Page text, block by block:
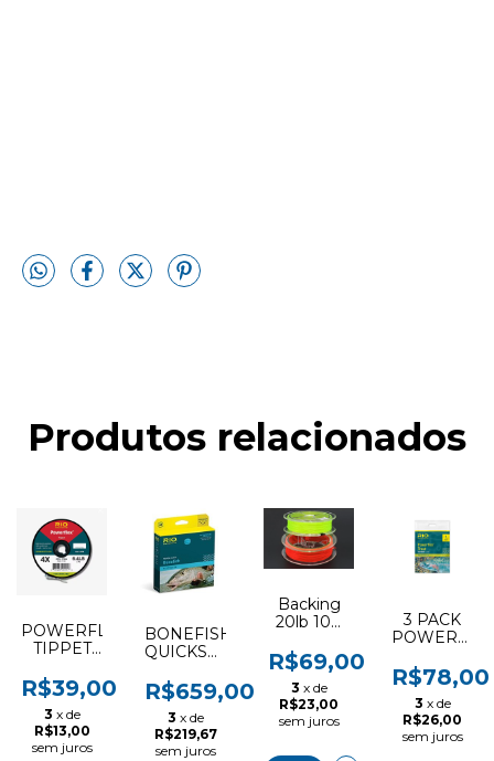
Produtos relacionados
POWERFLEX
TIPPET
R$39,00
3 x de
R$13,00
sem juros
BONEFISH
QUICKSHOOTER
R$659,00
3 x de
R$219,67
sem juros
Backing
20lb 100
R$69,00
3 x de
R$23,00
sem juros
3 PACK
9FT
R$78,00
3 x de
R$26,00
sem juros